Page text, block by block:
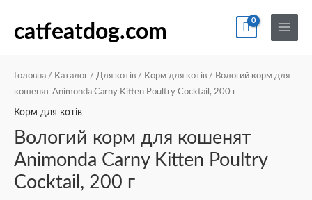
catfeatdog.com
Main
Menu
Головна / Каталог / Для котів / Корм для котів / Вологий корм для
кошенят Animonda Carny Kitten Poultry Cocktail, 200 г
Корм для котів
Вологий корм для кошенят
Animonda Carny Kitten Poultry
Cocktail, 200 г
Вологий
корм
кошенят
Animonda
Carny
Poultry
Cocktail,
200